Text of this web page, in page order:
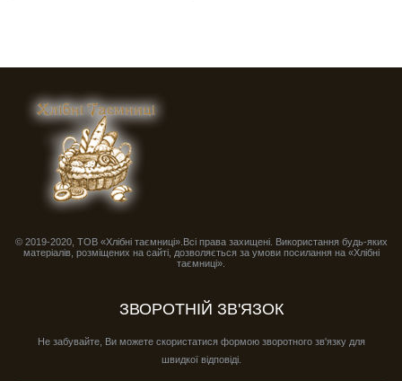
© 2019-2020, ТОВ «Хлібні таємниці».Всі права захищені. Використання будь-яких
матеріалів, розміщених на сайті, дозволяється за умови посилання на «Хлібні
таємниці».
ЗВОРОТНІЙ ЗВ'ЯЗОК
Не забувайте, Ви можете скористатися формою зворотного зв'язку для
швидкої відповіді.